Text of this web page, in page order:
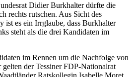
Didier Burkhalter dürfte die
rechts rutschen. Aus Sicht des
es ein Irrglaube, dass Burkhalter
steht als die drei Kandidaten im
im Rennen um die Nachfolge von
der Tessiner FDP-Nationalrat
Ratskollegin Isabelle Moret,